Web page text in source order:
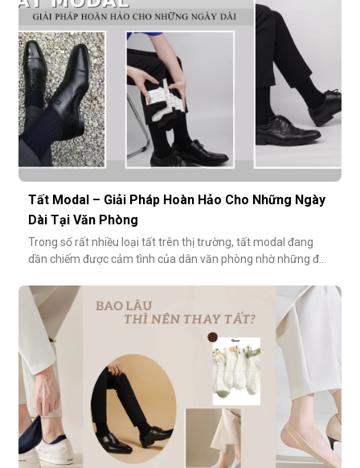
quý ông hiện đ
Tất Modal – Giải Pháp Hoàn Hảo Cho Những Ngày
Dài Tại Văn Phòng
Trong số rất nhiều loại tất trên thị trường, tất modal đang
dần chiếm được cảm tình của dân văn phòng nhờ những đặc
cùng khám phá vì sao tất modal lại được xem là lựa chọn lý
tưởng cho những ngày dài tại văn phòng.Khi đôi chân “lên
tiếng” s